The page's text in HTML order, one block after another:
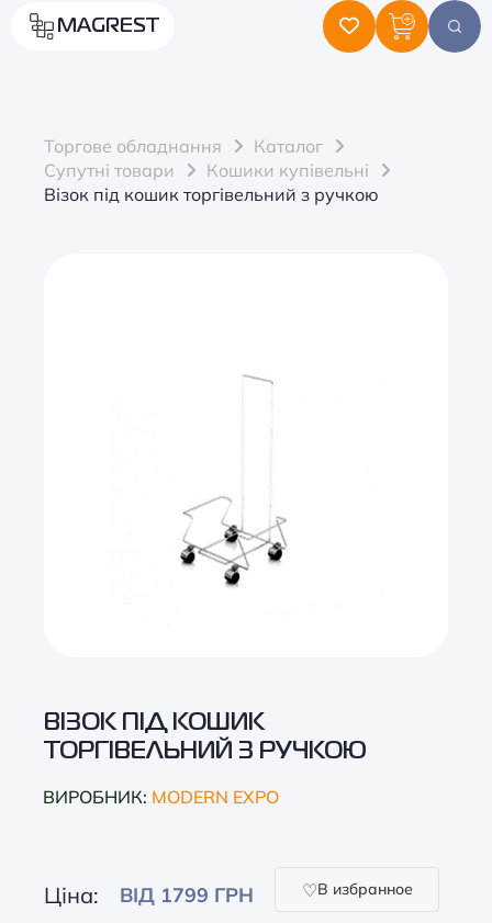
MAGREST
Торгове обладнання
Каталог
Супутні товари
Кошики купівельні
Візок під кошик торгівельний з ручкою
ВІЗОК ПІД КОШИК
ТОРГІВЕЛЬНИЙ З РУЧКОЮ
ВИРОБНИК: MODERN EXPO
Ціна: ВІД 1799 ГРН В избранное